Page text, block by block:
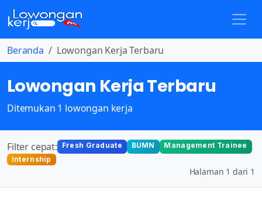
Beranda Lowongan Kerja Terbaru
Lowongan Kerja Terbaru
Ditemukan 1 lowongan kerja
Filter cepat: Fresh Graduate BUMN
Management Trainee
Internship
Halaman 1 dari 1